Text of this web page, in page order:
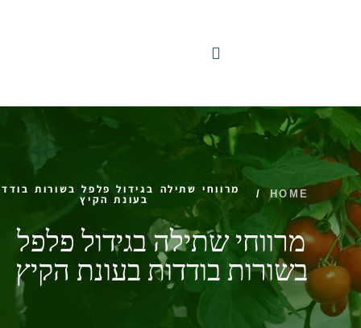
HOME
/
מרווחי שתילה בגידול פלפל בשורות
בעונת הקיץ
מרווחי שתילה בגידול פלפל
בשורות בודדות בעונת הקיץ